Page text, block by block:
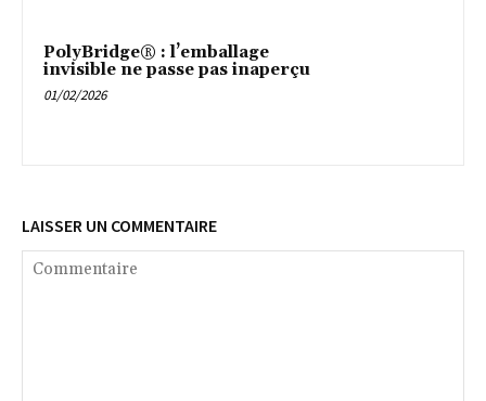
PolyBridge® : l’emballage
invisible ne passe pas inaperçu
01/02/2026
LAISSER UN COMMENTAIRE